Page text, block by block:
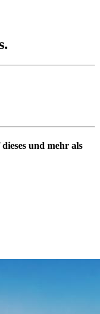
und mehr als